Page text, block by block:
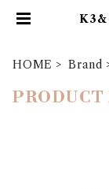
HOME Brand
PRODUCT